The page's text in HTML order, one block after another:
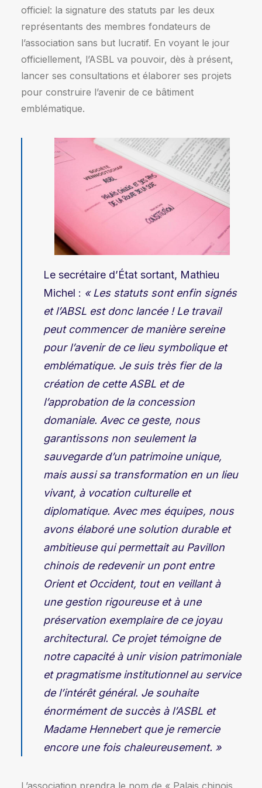
officiel: la signature des statuts par les deux
représentants des membres fondateurs de
l’association sans but lucratif. En voyant le jour
officiellement, l’ASBL va pouvoir, dès à présent,
lancer ses consultations et élaborer ses projets
pour construire l’avenir de ce bâtiment
emblématique.
Le secrétaire d’État sortant, Mathieu
Michel : « Les statuts sont enfin signés
et l’ABSL est donc lancée ! Le travail
peut commencer de manière sereine
pour l’avenir de ce lieu symbolique et
emblématique. Je suis très fier dela
création de cette ASBL et de
l’approbation de la concession
domaniale. Avec ce geste, nous
garantissons non seulement la
sauvegarde d’un patrimoine unique,
mais aussi sa transformation en un lieu
vivant, à vocation culturelle et
diplomatique. Avec mes équipes, nous
avons élaboré une solution durable et
ambitieuse qui permettait au Pavillon
chinois de redevenir un pont entre
Orient et Occident, tout en veillant à
une gestion rigoureuse et à une
préservation exemplaire de ce joyau
architectural. Ce projet témoigne de
notre capacité à unir vision patrimoniale
et pragmatisme institutionnel au service
de l’intérêt général. Je souhaite
énormément de succès à l’ASBL et
Madame Hennebert que je remercie
encore une fois chaleureusement. »
L’association prendra le nom de « Palais chinois